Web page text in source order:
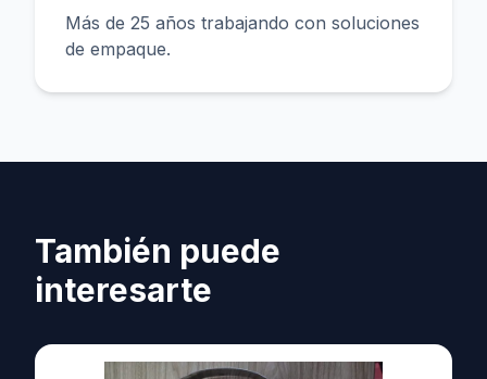
Más de 25 años trabajando con soluciones
de empaque.
También puede
interesarte